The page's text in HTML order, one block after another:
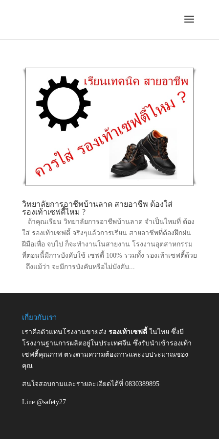
วิทยาลัยการอาชีพบ้านลาด สายอาชีพ ต้องใส่
รองเท้าเซฟตี้ไหม ?
ถ้าคุณเรียน วิทยาลัยการอาชีพบ้านลาด จำเป็นไหมที่ ต้อง
ใส่ รองเท้าเซฟตี้ จริงๆแล้วการเรียน สายอาชีพที่ต้องฝึกฝน
ฝีมือเพื่อ จบไป ก็จะทำงานในสายงาน โรงงานอุตสาหกรรม
ที่ตอนนี้มีการบังคับใช้ เซฟตี้ 100% รวมทั้ง รองเท้าเซฟตี้ด้วย
ถึงแม้ว่า จะมีการบังคับหรือไม่บังคับ...
เกี่ยวกับเรา
เราคือตัวแทนโรงงานขายส่ง รองเท้าเซฟตี้ ในไทย ซึ่งมี
โรงงานฐานการผลิตอยู่ในประเทศจีน ซึ่งรับนำเข้ารองเท้า
เซฟตี้คุณภาพ ตรงตามความต้องการและงบประมาณของ
คุณ
สนใจสอบถามและรายละเอียดได้ที่ 0830389895
Line:@safety27